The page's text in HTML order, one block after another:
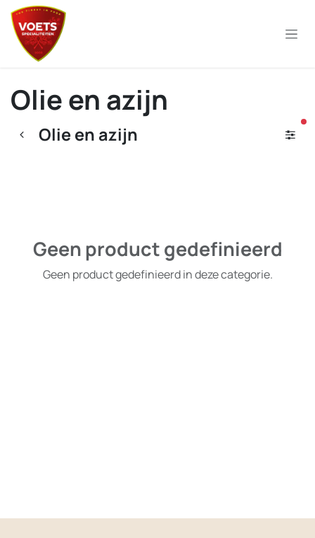
Overslaan naar inhoud
Olie en azijn
Olie en azijn
Geen product gedefinieerd
Geen product gedefinieerd in deze categorie.